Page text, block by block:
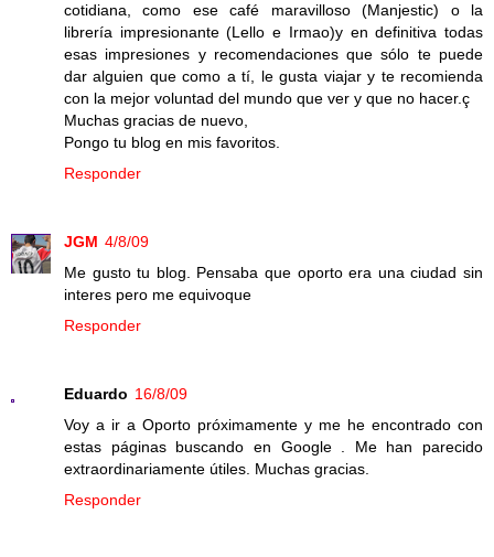
cotidiana, como ese café maravilloso (Manjestic) o la
librería impresionante (Lello e Irmao)y en definitiva todas
esas impresiones y recomendaciones que sólo te puede
dar alguien que como a tí, le gusta viajar y te recomienda
con la mejor voluntad del mundo que ver y que no hacer.ç
Muchas gracias de nuevo,
Pongo tu blog en mis favoritos.
Responder
JGM 4/8/09
Me gusto tu blog. Pensaba que oporto era una ciudad sin
interes pero me equivoque
Responder
Eduardo 16/8/09
Voy a ir a Oporto próximamente y me he encontrado con
estas páginas buscando en Google . Me han parecido
extraordinariamente útiles. Muchas gracias.
Responder